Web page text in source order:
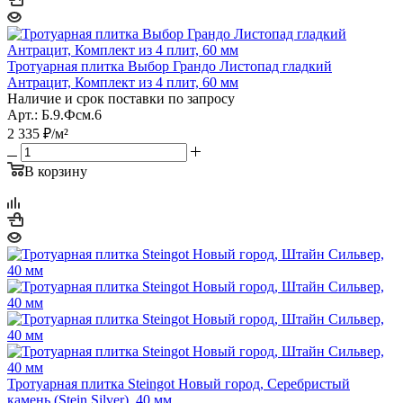
Тротуарная плитка Выбор Грандо Листопад гладкий
Антрацит, Комплект из 4 плит, 60 мм
Наличие и срок поставки по запросу
Арт.: Б.9.Фсм.6
2 335 ₽/м²
В корзину
Тротуарная плитка Steingot Новый город, Серебристый
камень (Stein Silver), 40 мм